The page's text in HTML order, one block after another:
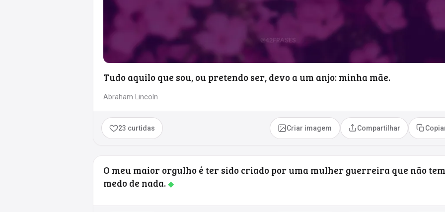
Tudo aquilo que sou, ou pretendo ser, devo a um anjo: minha mãe.
Abraham Lincoln
23 curtidas Criar imagem Compartilhar
O meu maior orgulho é ter sido criado por uma mulher guerreira que não tem
medo de nada.◆